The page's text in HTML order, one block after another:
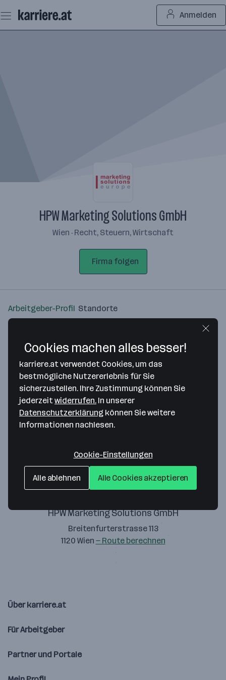
Seiteninhalt
springen
Anmelden
HPW Marketing Solutions GmbH
Wien · Recht, Steuern, Wirtschaft
Firma folgen
Arbeitgeber-Profil Standorte
Bitte stimme unseren Cookie-
Richtlinien zu, um diese Karte
anzuzeigen.
HPW Marketing Solutions GmbH
Breitenfurterstrasse 113
1120 Wien — Route berechnen
Über karriere.at
Für Arbeitgeber
Partner und Portale
Cookies machen alles besser!
karriere.at verwendet Cookies, um das
bestmögliche Nutzererlebnis für Sie
sicherzustellen. Ihre Zustimmung können Sie
jederzeitwiderrufen. In unserer
Datenschutzerklärung können Sie weitere
Informationen nachlesen.
Cookie-Einstellungen
Alle ablehnen Alle Cookies akzeptieren